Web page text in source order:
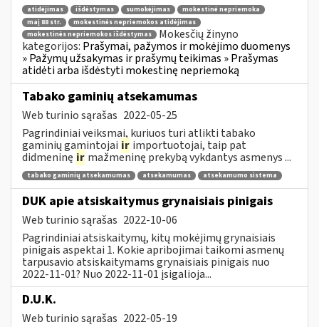
atidėjimas išdėstymas sumokėjimas
mokestinė nepriemoka
maį 88 str.
mokestinės nepriemokos atidėjimas
mokestinės nepriemokos išdėstymas
Mokesčių žinyno
kategorijos: Prašymai, pažymos ir mokėjimo duomenys
» Pažymų užsakymas ir prašymų teikimas » Prašymas
atidėti arba išdėstyti mokestinę nepriemoką
Tabako gaminių atsekamumas
Web turinio sąrašas 2022-05-25
Pagrindiniai veiksmai, kuriuos turi atlikti tabako
gaminių gamintojai ir importuotojai, taip pat
didmeninę ir mažmeninę prekybą vykdantys asmenys ...
tabako gaminių atsekamumas atsekamumas atsekamumo sistema
DUK apie atsiskaitymus grynaisiais pinigais
Web turinio sąrašas 2022-10-06
Pagrindiniai atsiskaitymų, kitų mokėjimų grynaisiais
pinigais aspektai 1. Kokie apribojimai taikomi asmenų
tarpusavio atsiskaitymams grynaisiais pinigais nuo
2022-11-01? Nuo 2022-11-01 įsigalioja...
D.U.K.
Web turinio sąrašas 2022-05-19